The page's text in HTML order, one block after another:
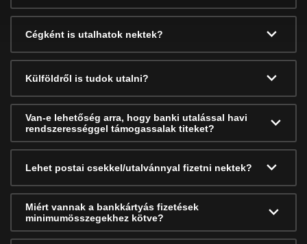
Cégként is utalhatok nektek?
Külföldről is tudok utalni?
Van-e lehetőség arra, hogy banki utalással havi
rendszerességgel támogassalak titeket?
Lehet postai csekkel/utalvánnyal fizetni nektek?
Miért vannak a bankkártyás fizetések
minimumösszegekhez kötve?